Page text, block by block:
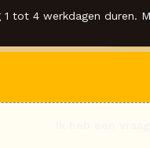
tot 4 werkdagen duren.